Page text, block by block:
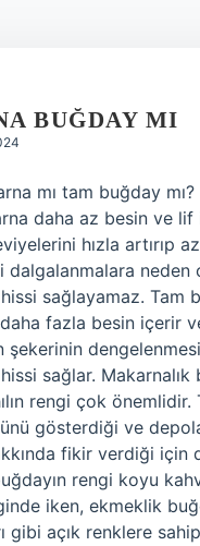
BUĞDAY MI
mı tam buğday mı?
daha az besin ve
hızla artırıp
dalgalanmalara neden
sağlayamaz. Tam
fazla besin içerir
şekerinin
sağlar. Makarnalık
rengi çok önemlidir.
gösterdiği ve
fikir verdiği için
rengi koyu
iken, ekmeklik
gibi açık renklere